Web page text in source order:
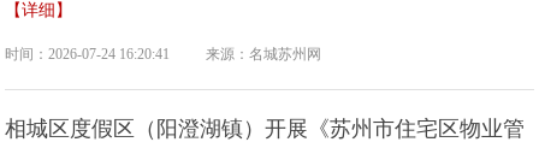
【详细】
时间：2026-07-24 16:20:41 来源：名城苏州网
相城区度假区（阳澄湖镇）开展《苏州市住宅区物业管